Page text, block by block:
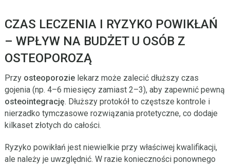
CZAS LECZENIA I RYZYKO POWIKŁAŃ
– WPŁYW NA BUDŻET U OSÓB Z
OSTEOPOROZĄ
Przy osteoporozielekarz może zalecić dłuższy czas
gojenia (np. 4–6 miesięcy zamiast 2–3), aby zapewnić pewną
osteointegrację. Dłuższy protokół to częstsze kontrole i
nierzadko tymczasowe rozwiązania protetyczne, co dodaje
kilkaset złotych do całości.
Ryzyko powikłań jest niewielkie przy właściwej kwalifikacji,
ale należy je uwzględnić. W razie konieczności ponownego